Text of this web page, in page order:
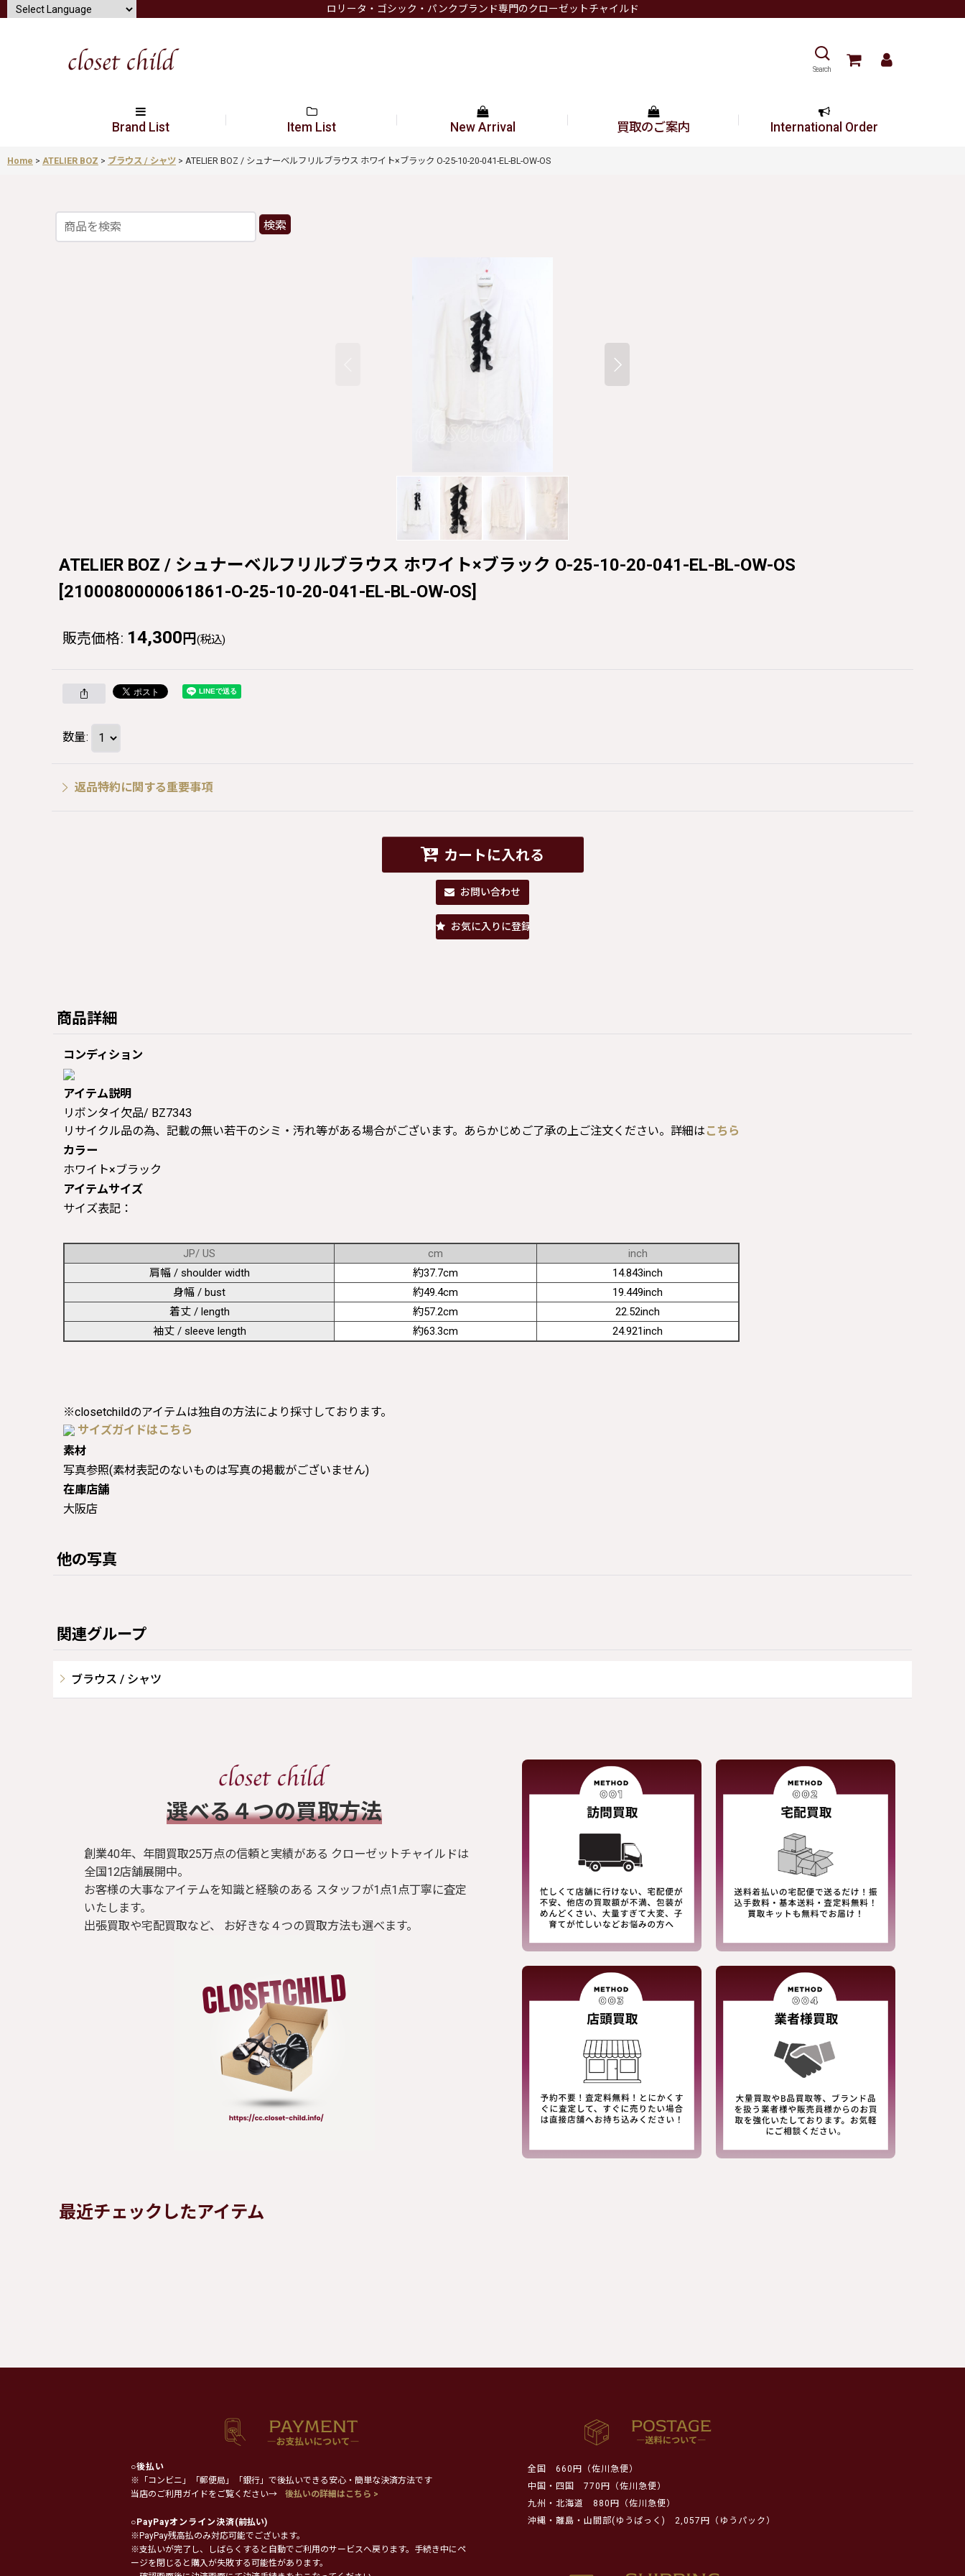
ロリータ・ゴシック・パンクブランド専門のクローゼットチャイルド
Search
Brand List Item List New Arrival 買取のご案内 International Order
Home > ATELIER BOZ > ブラウス / シャツ > ATELIER BOZ / シュナーベルフリルブラウス ホワイト×ブラック O-25-10-20-041-EL-BL-OW-OS
検索
ATELIER BOZ / シュナーベルフリルブラウス ホワイト×ブラック O-25-10-20-041-EL-BL-OW-OS
[2100080000061861-O-25-10-20-041-EL-BL-OW-OS]
販売価格: 14,300 円 (税込)
数量:
返品特約に関する重要事項
カートに入れる
お問い合わせ
お気に入りに登録
商品詳細
コンディション
アイテム説明
リボンタイ欠品/ BZ7343
リサイクル品の為、記載の無い若干のシミ・汚れ等がある場合がございます。あらかじめご了承の上ご注文ください。詳細は こちら
カラー
ホワイト×ブラック
アイテムサイズ
サイズ表記：
JP/ US cm
inch
肩幅 / shoulder width
約37.7cm
14.843inch
身幅 / bust
約49.4cm
19.449inch
着丈 / length
約57.2cm
22.52inch
袖丈 / sleeve length
約63.3cm 24.921inch
※closetchildのアイテムは独自の方法により採寸しております。
サイズガイドはこちら
素材
写真参照(素材表記のないものは写真の掲載がございません)
在庫店舗
大阪店
他の写真
関連グループ
ブラウス / シャツ
​選べる４つの買取方法
創業40年、年間買取25万点の信頼と実績がある クローゼットチャイルドは
全国12店舗展開中。
お客様の大事なアイテムを知識と経験のある スタッフが1点1点丁寧に査定
いたします。
出張買取や宅配買取など、 お好きな４つの買取方法も選べます。
最近チェックしたアイテム
○後払い
※「コンビニ」「郵便局」「銀行」で後払いできる安心・簡単な決済方法です
当店のご利用ガイドをご覧ください→
後払いの詳細はこちら >
○ PayPayオンライン決済(前払い)
※PayPay残高払のみ対応可能でございます。
※支払いが完了し、しばらくすると自動でご利用のサービスへ戻ります。手続き中にペ
ージを閉じると購入が失敗する可能性があります。
全国
660円（佐川急便）
中国・四国
770円（佐川急便）
九州・北海道
880円（佐川急便）
沖縄・離島・山間部(ゆうぱっく)
2,057円（ゆうパック）